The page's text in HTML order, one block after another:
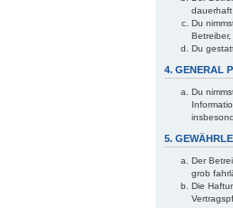
Du
Du
4. GENERAL
Du
5.
Der
grob
Die